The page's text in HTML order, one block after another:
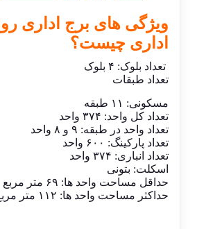
ویژگی های برج اداری
اداری چیست؟
تعداد بلوک: ۴ بلوک
تعداد طبقات
مسکونی: ۱۱ طبقه
تعداد کل واحد: ۳۷۴ واحد
تعداد واحد در طبقه: ۹ و ۸ واحد
تعداد پارکینگ: ۶۰۰ واحد
تعداد انباری: ۳۷۴ واحد
اسکلت: بتونی
حداقل مساحت واحد ها: ۶۹ متر مربع
حداکثر مساحت واحد ها: ۱۱۲ متر مربع